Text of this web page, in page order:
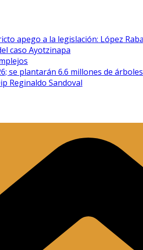
apego a la legislación: López
caso Ayotzinapa
se plantarán 6.6 millones de
Reginaldo Sandoval